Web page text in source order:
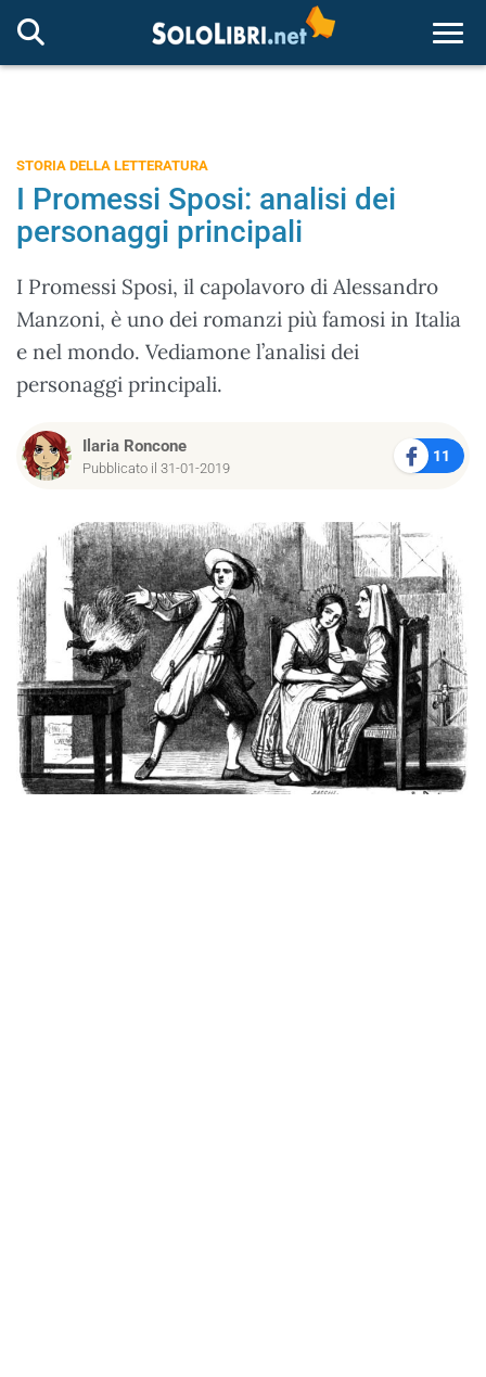
STORIA DELLA LETTERATURA
I Promessi Sposi: analisi dei
personaggi principali
I Promessi Sposi, il capolavoro di Alessandro
Manzoni, è uno dei romanzi più famosi in Italia
e nel mondo. Vediamone l’analisi dei
personaggi principali.
Ilaria Roncone
Pubblicato il 31-01-2019
11